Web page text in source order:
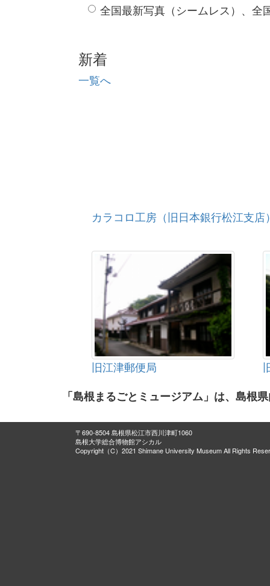
全国最新写真（シームレス）、全
新着
一覧へ
カラコロ工房（旧日本銀行松江支店
旧江津郵便局
「島根まるごとミュージアム」は、島根
〒690-8504 島根県松江市西川津町1060
島根大学総合博物館アシカル
Copyright（C）2021 Shimane University Museum All Rights